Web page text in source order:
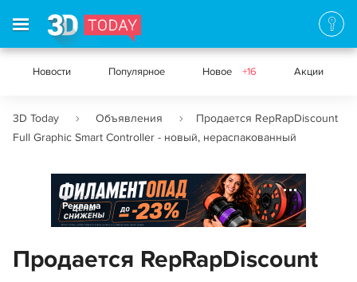
Новости Популярное Новое +16 Акции
3D Today Объявления
Продается RepRapDiscount
Full Graphic Smart Controller - новый, нераспакованный
Реклама
Продается RepRapDiscount